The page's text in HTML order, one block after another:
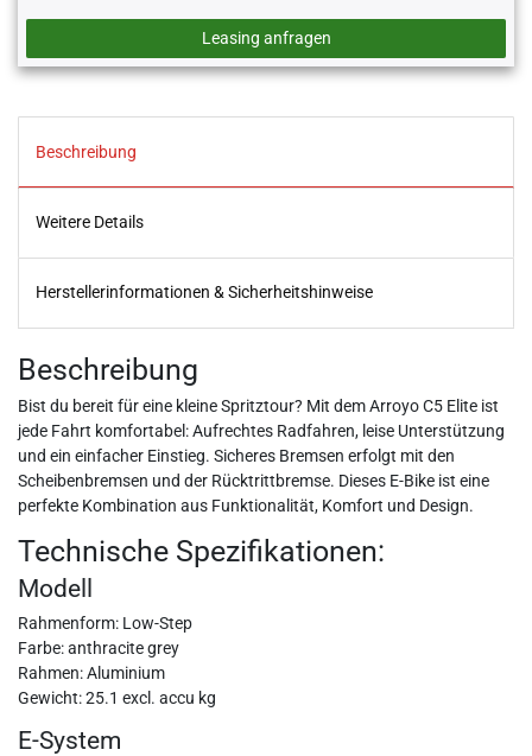
Leasing anfragen
Beschreibung
Weitere Details
Herstellerinformationen & Sicherheitshinweise
Beschreibung
Bist du bereit für eine kleine Spritztour? Mit dem Arroyo C5 Elite ist
jede Fahrt komfortabel: Aufrechtes Radfahren, leise Unterstützung
und ein einfacher Einstieg. Sicheres Bremsen erfolgt mit den
Scheibenbremsen und der Rücktrittbremse. Dieses E-Bike ist eine
perfekte Kombination aus Funktionalität, Komfort und Design.
Technische Spezifikationen:
Modell
Rahmenform: Low-Step
Farbe: anthracite grey
Rahmen: Aluminium
Gewicht: 25.1 excl. accu kg
E-System